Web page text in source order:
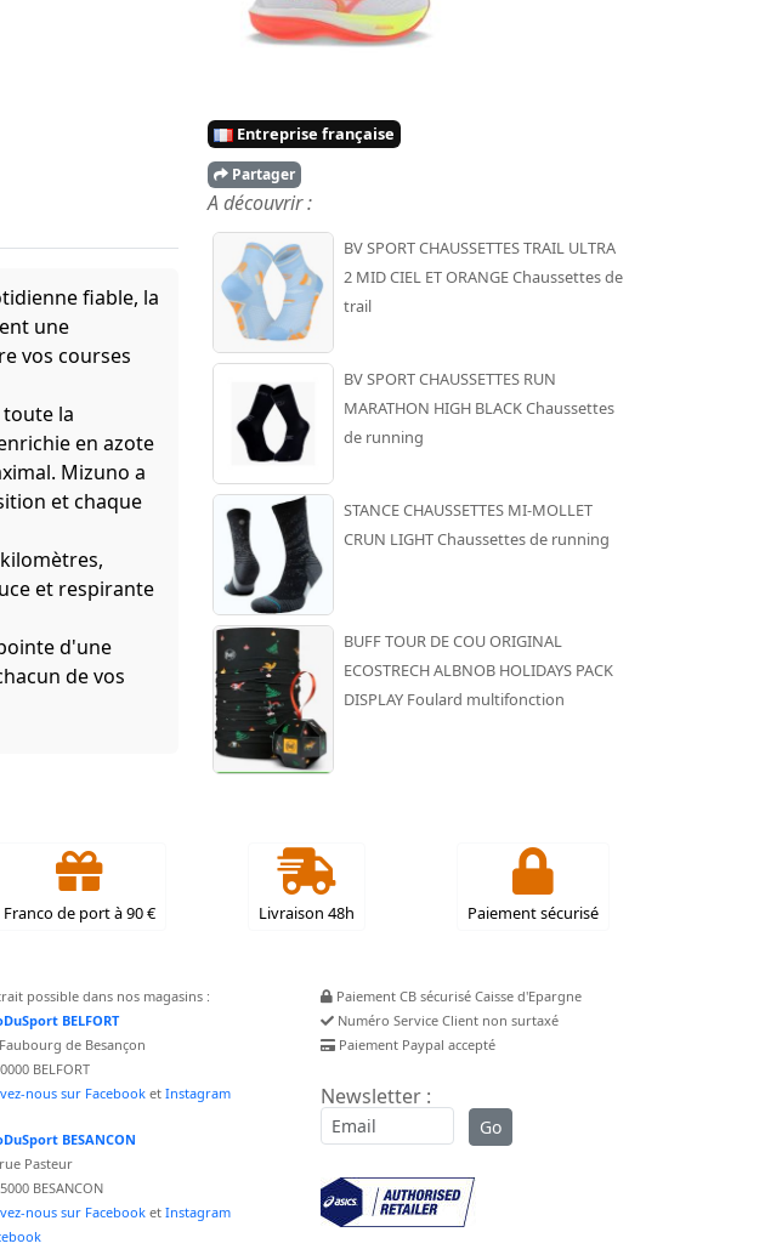
Entreprise française
Partager
fiable, la
une
vos courses
la
en azote
Mizuno a
et chaque
et respirante
d'une
de vos
A découvrir :
BV SPORT CHAUSSETTES TRAIL ULTRA
2 MID CIEL ET ORANGE Chaussettes de
trail
BV SPORT CHAUSSETTES RUN
MARATHON HIGH BLACK Chaussettes
de running
STANCE CHAUSSETTES MI-MOLLET
CRUN LIGHT Chaussettes de running
BUFF TOUR DE COU ORIGINAL
ECOSTRECH ALBNOB HOLIDAYS PACK
DISPLAY Foulard multifonction
Franco de port à 90 € Livraison 48h Paiement sécurisé
possible dans nos magasins :
BELFORT
de Besançon
BELFORT
nous sur Facebook et Instagram
BESANCON
Pasteur
BESANCON
nous sur Facebook et Instagram
Paiement CB sécurisé Caisse d'Epargne
Numéro Service Client non surtaxé
Paiement Paypal accepté
Newsletter :